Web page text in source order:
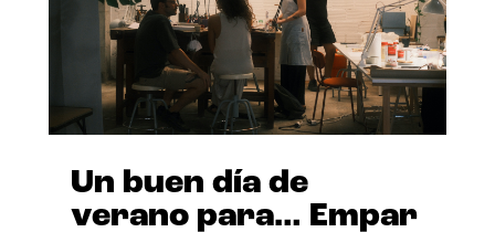
Un buen día de
verano para… Empar